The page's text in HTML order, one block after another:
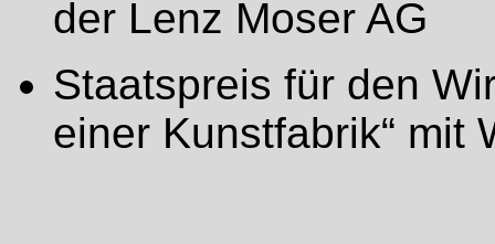
der Lenz Moser AG
Staatspreis für den
einer Kunstfabrik“ mit